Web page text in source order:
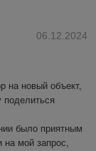
06.12.2024
на новый объект,
было приятным
на мой запрос,